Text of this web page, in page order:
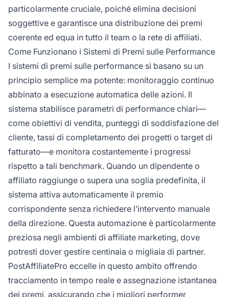
particolarmente cruciale, poiché elimina decisioni
soggettive e garantisce una distribuzione dei premi
coerente ed equa in tutto il team o la rete di affiliati.
Come Funzionano i Sistemi di Premi sulle Performance
I sistemi di premi sulle performance si basano su un
principio semplice ma potente: monitoraggio continuo
abbinato a esecuzione automatica delle azioni. Il
sistema stabilisce parametri di performance chiari—
come obiettivi di vendita, punteggi di soddisfazione del
cliente, tassi di completamento dei progetti o target di
fatturato—e monitora costantemente i progressi
rispetto a tali benchmark. Quando un dipendente o
affiliato raggiunge o supera una soglia predefinita, il
sistema attiva automaticamente il premio
corrispondente senza richiedere l’intervento manuale
della direzione. Questa automazione è particolarmente
preziosa negli ambienti di affiliate marketing, dove
potresti dover gestire centinaia o migliaia di partner.
PostAffiliatePro eccelle in questo ambito offrendo
tracciamento in tempo reale e assegnazione istantanea
dei premi, assicurando che i migliori performer